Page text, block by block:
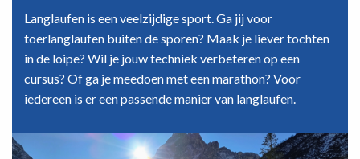
Langlaufen is een veelzijdige sport. Ga jij voor
toerlanglaufen buiten de sporen? Maak je liever tochten
in de loipe? Wil je jouw techniek verbeteren op een
cursus? Of ga je meedoen met een marathon? Voor
iedereen is er een passende manier van langlaufen.